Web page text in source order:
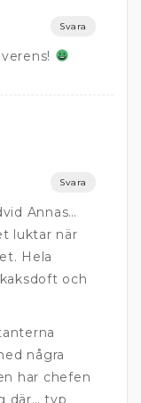
Svara
Svara
Annas…
luktar när
Hela
och
några
har chefen
där… typ